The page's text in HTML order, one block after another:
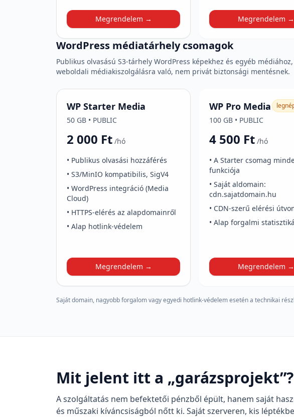
Megrendelem → Megrendelem →
WordPress médiatárhely csomagok
Publikus olvasású S3-tárhely WordPress képekhez és egyéb
weboldali médiakiszolgálásra való, nem privát biztonsági mentésnek.
WP Starter Media
50 GB • PUBLIC
2 000 Ft /hó
• Publikus olvasási hozzáférés
• S3/MinIO kompatibilis, SigV4
• WordPress integráció (Media
Cloud)
• HTTPS-elérés az alapdomainről
• Alap hotlink-védelem
Megrendelem →
WP Pro Media
100 GB • PUBLIC
4 500 Ft /hó
• A Starter csomag
funkciója
• Saját aldomain:
cdn.sajatdomain.hu
• CDN-szerű elérési
• Alap forgalmi
Megrendelem →
Saját domain, nagyobb forgalom vagy egyedi hotlink-védelem esetén a technikai
Mit jelent itt a „garázsprojekt”?
A szolgáltatás nem befektetői pénzből épült, hanem saját
és műszaki kíváncsiságból nőtt ki. Saját szerveren, kis